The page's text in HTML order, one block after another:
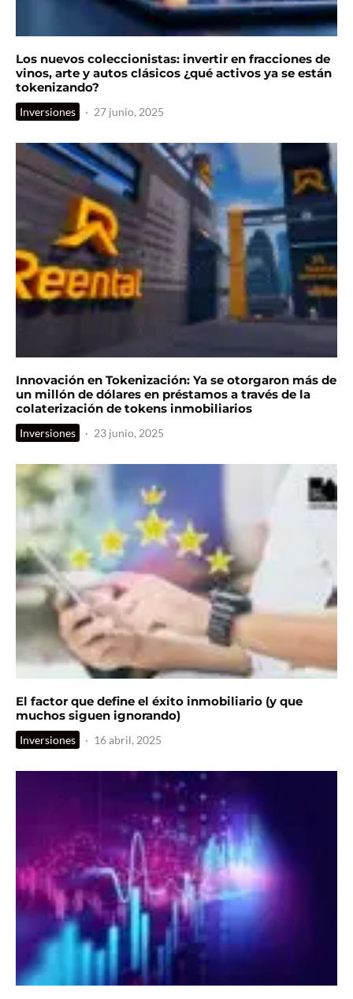
Los nuevos coleccionistas: invertir en fracciones de
vinos, arte y autos clásicos ¿qué activos ya se están
tokenizando?
Inversiones · 27 junio, 2025
Innovación en Tokenización: Ya se otorgaron más de
un millón de dólares en préstamos a través de la
colaterización de tokens inmobiliarios
Inversiones · 23 junio, 2025
El factor que define el éxito inmobiliario (y que
muchos siguen ignorando)
Inversiones · 16 abril, 2025